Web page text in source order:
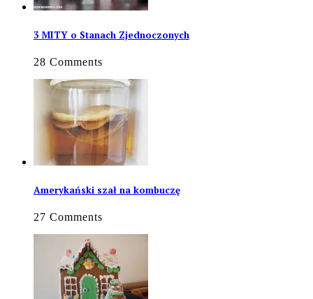
3 MITY o Stanach Zjednoczonych
28 Comments
Amerykański szał na kombuczę
27 Comments